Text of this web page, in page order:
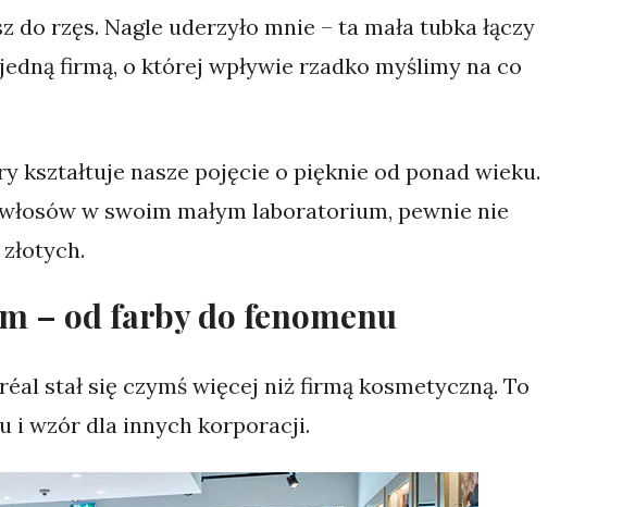
rzęs. Nagle uderzyło mnie – ta mała tubka łączy
firmą, o której wpływie rzadko myślimy na co
kształtuje nasze pojęcie o pięknie od ponad wieku.
w swoim małym laboratorium, pewnie nie
– od farby do fenomenu
stał się czymś więcej niż firmą kosmetyczną. To
i wzór dla innych korporacji.